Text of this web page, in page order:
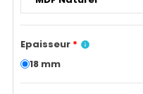
Epaisseur * info
18 mm